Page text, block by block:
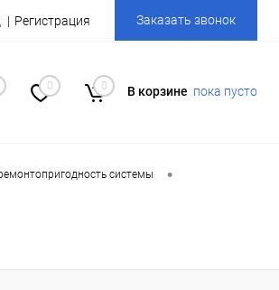
Регистрация Заказать звонок
0 0 В корзине пока пусто
системы •